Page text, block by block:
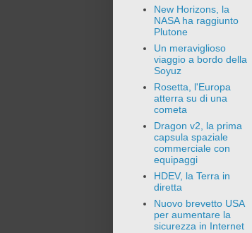
New Horizons, la
NASA ha raggiunto
Plutone
Un meraviglioso
viaggio a bordo della
Soyuz
Rosetta, l'Europa
atterra su di una
cometa
Dragon v2, la prima
capsula spaziale
commerciale con
equipaggi
HDEV, la Terra in
diretta
Nuovo brevetto USA
per aumentare la
sicurezza in Internet